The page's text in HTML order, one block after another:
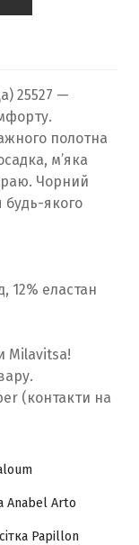
25527 —
полотна
м’яка
Чорний
будь-якого
12% еластан
Milavitsa!
(контакти на
Anabel Arto
Papillon